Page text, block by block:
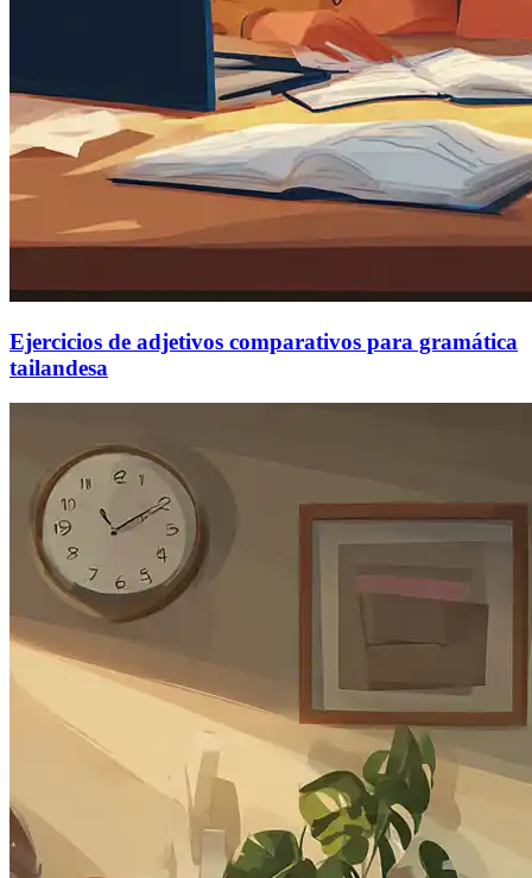
Ejercicios de adjetivos comparativos para gramática
tailandesa